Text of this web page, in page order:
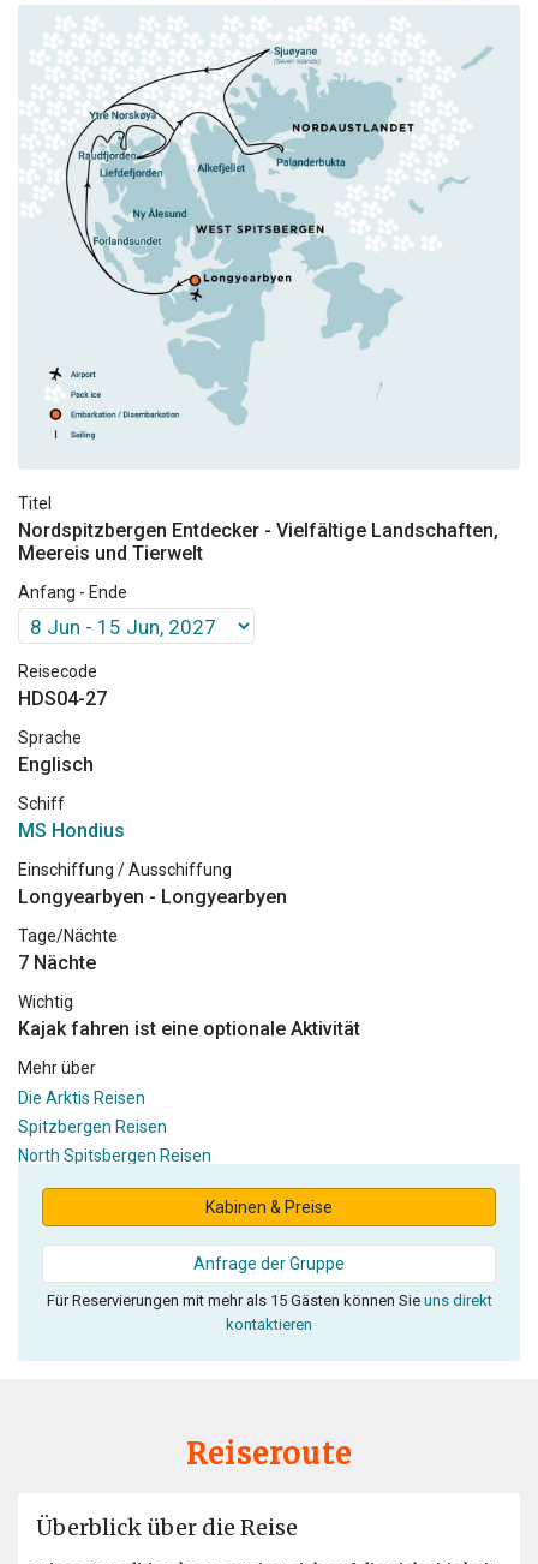
Titel
Nordspitzbergen Entdecker - Vielfältige Landschaften,
Meereis und Tierwelt
Anfang - Ende
Reisecode
HDS04-27
Sprache
Englisch
Schiff
MS Hondius
Einschiffung / Ausschiffung
Longyearbyen - Longyearbyen
Tage/Nächte
7 Nächte
Wichtig
Kajak fahren ist eine optionale Aktivität
Mehr über
Die Arktis Reisen
Spitzbergen Reisen
North Spitsbergen Reisen
Kabinen & Preise
Anfrage der Gruppe
Für Reservierungen mit mehr als 15 Gästen können Sie uns direkt
kontaktieren
Reiseroute
Überblick über die Reise